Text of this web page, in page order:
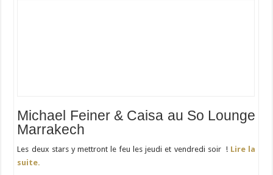
Michael Feiner & Caisa au So Lounge
Marrakech
Les deux stars y mettront le feu les jeudi et vendredi soir ! Lire la
suite.